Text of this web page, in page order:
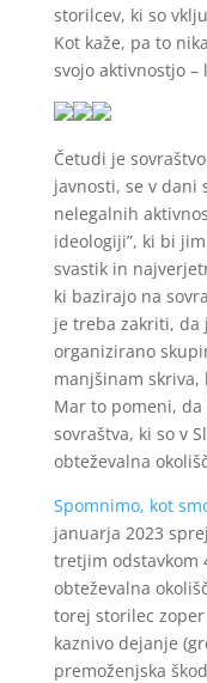
storilcev, ki so
Kot kaže, pa to
svojo aktivnostjo
Četudi je
javnosti, se v dani
nelegalnih
ideologiji”, ki bi
svastik in
ki bazirajo na
je treba zakriti, da
organizirano
manjšinam
Mar to pomeni,
sovraštva, ki so v
obteževalna
Spomnimo, kot
januarja 2023
tretjim odstavkom
obteževalna
torej storilec
kaznivo dejanje
premoženjska